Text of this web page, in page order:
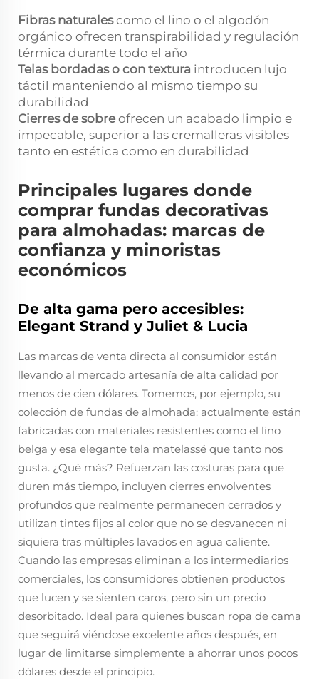
Fibras naturalescomo el lino o el algodón
orgánico ofrecen transpirabilidad y regulación
térmica durante todo el año
Telas bordadas o con textura introducen lujo
táctil manteniendo al mismo tiempo su
durabilidad
Cierres de sobre ofrecen un acabado limpio e
impecable, superior a las cremalleras visibles
tanto en estética como en durabilidad
Principales lugares donde
comprar fundas decorativas
para almohadas: marcas de
confianza y minoristas
económicos
De alta gama pero accesibles:
Elegant Strand y Juliet & Lucia
Las marcas de venta directa al consumidor están
llevando al mercado artesanía de alta calidad por
menos de cien dólares. Tomemos, por ejemplo, su
colección de fundas de almohada: actualmente están
fabricadas con materiales resistentes como el lino
belga y esa elegante tela matelassé que tanto nos
gusta. ¿Qué más? Refuerzan las costuras para que
duren más tiempo, incluyen cierres envolventes
profundos que realmente permanecen cerrados y
utilizan tintes fijos al color que no se desvanecen ni
siquiera tras múltiples lavados en agua caliente.
Cuando las empresas eliminan a los intermediarios
comerciales, los consumidores obtienen productos
que lucen y se sienten caros, pero sin un precio
desorbitado. Ideal para quienes buscan ropa de cama
que seguirá viéndose excelente años después, en
lugar de limitarse simplemente a ahorrar unos pocos
dólares desde el principio.